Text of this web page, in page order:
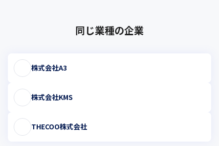
同じ業種の企業
株式会社A3
株式会社KMS
THECOO株式会社